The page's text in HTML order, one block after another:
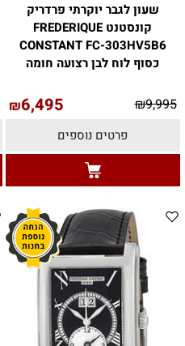
שעון לגבר יוקרתי פרדריק
קונסטנט FREDERIQUE
CONSTANT FC-303HV5B6
כסוף לוח לבן רצועה חומה
₪9,995
₪6,495
פרטים נוספים